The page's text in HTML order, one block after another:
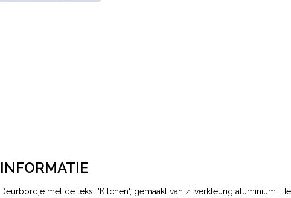
INFORMATIE
Deurbordje met de tekst 'Kitchen', gemaakt van zilverkleurig aluminium,